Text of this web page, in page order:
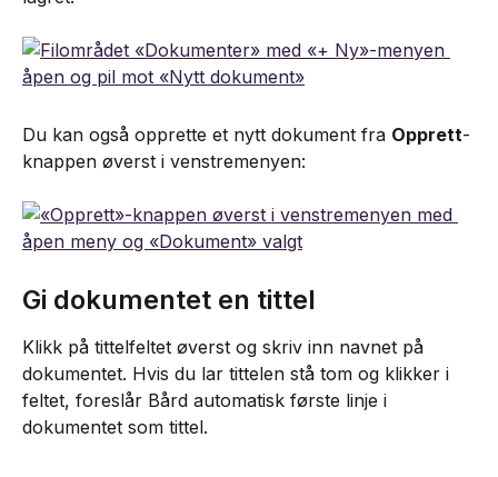
Du kan også opprette et nytt dokument fra Opprett-
knappen øverst i venstremenyen:
Gi dokumentet en tittel
Klikk på tittelfeltet øverst og skriv inn navnet på
dokumentet. Hvis du lar tittelen stå tom og klikker i
feltet, foreslår Bård automatisk første linje i
dokumentet som tittel.